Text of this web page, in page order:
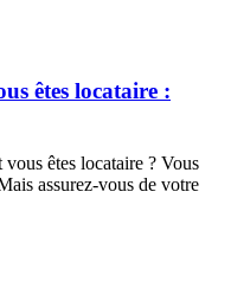
êtes locataire :
êtes locataire ? Vous
assurez-vous de votre